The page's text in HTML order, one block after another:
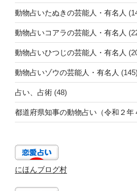
動物占いたぬきの芸能人・有名人
動物占いコアラの芸能人・有名人
動物占いひつじの芸能人・有名人
動物占いゾウの芸能人・有名人 (145)
占い、占術 (48)
都道府県知事の動物占い（令和２年
にほんブログ村